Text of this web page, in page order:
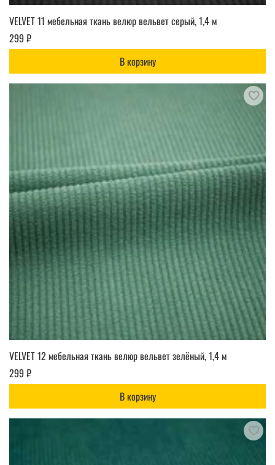
VELVET 11 мебельная ткань велюр вельвет серый, 1,4 м
299 ₽
В корзину
VELVET 12 мебельная ткань велюр вельвет зелёный, 1,4 м
299 ₽
В корзину